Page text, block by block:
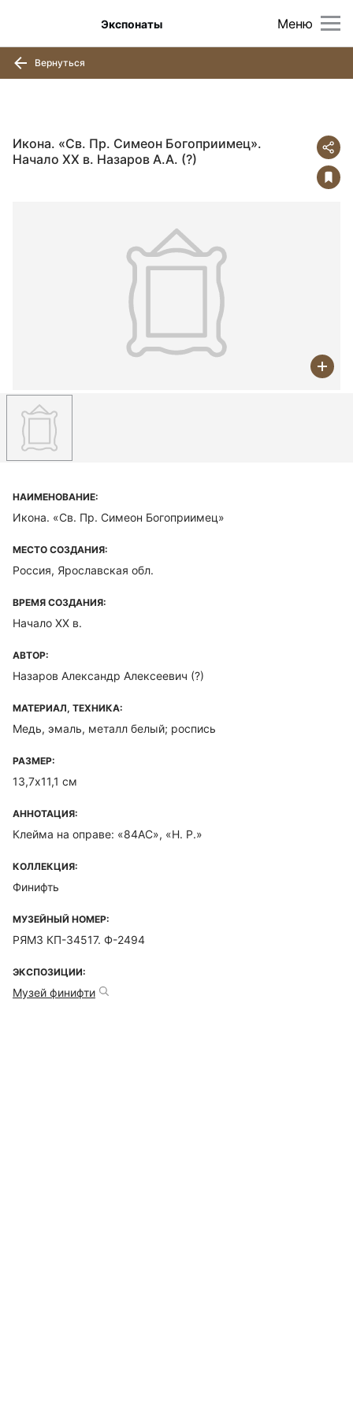
Меню
Экспонаты
Вернуться
Икона. «Св. Пр. Симеон Богоприимец».
Начало XX в. Назаров А.А. (?)
НАИМЕНОВАНИЕ:
Икона. «Св. Пр. Симеон Богоприимец»
МЕСТО СОЗДАНИЯ:
Россия, Ярославская обл.
ВРЕМЯ СОЗДАНИЯ:
Начало XX в.
АВТОР:
Назаров Александр Алексеевич (?)
МАТЕРИАЛ, ТЕХНИКА:
Медь, эмаль, металл белый; роспись
РАЗМЕР:
13,7х11,1 см
АННОТАЦИЯ:
Клейма на оправе: «84АС», «Н. Р.»
КОЛЛЕКЦИЯ:
Финифть
МУЗЕЙНЫЙ НОМЕР:
РЯМЗ КП-34517. Ф-2494
ЭКСПОЗИЦИИ:
Музей финифти